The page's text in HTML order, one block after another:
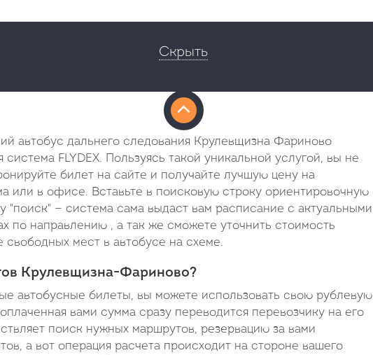
Скрыть
автобус дальнего следования Крулевщизна Фариново
FLYDEX. Пользуясь такой уникальной услугой, вы не
билет на сайте и получайте лучшую цену на
или в офисе. Вставьте в поисковую строку ориентировочную
"поиск" — система сама выдаст вам расписание с актуальными
по направлению , а так же сможете уточнить стоимость
свободных мест в автобусе на схеме.
Крулевщизна-Фариново?
автобусные билеты, вы можете использовать свою рублевую
вами сумма сразу переводится перевозчику на его
поиск нужных маршрутов, резервацию за вами
а вот операция расчета происходит на стороне вашего